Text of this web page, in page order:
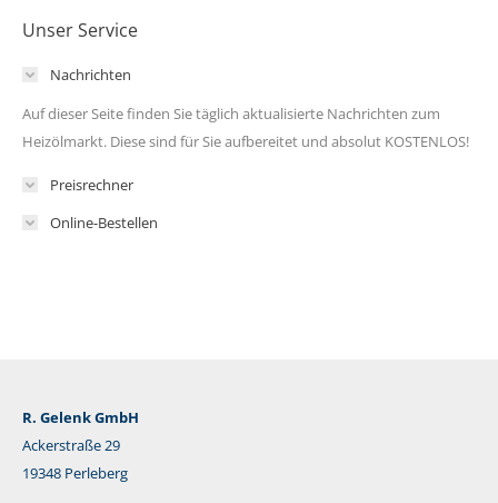
Unser Service
Nachrichten
Auf dieser Seite finden Sie täglich aktualisierte Nachrichten zum
Heizölmarkt. Diese sind für Sie aufbereitet und absolut KOSTENLOS!
Preisrechner
Online-Bestellen
R. Gelenk GmbH
Ackerstraße 29
19348 Perleberg